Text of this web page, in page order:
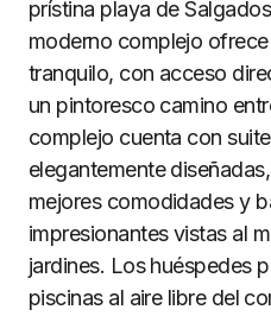
prístina playa de
moderno complejo
tranquilo, con acceso
un pintoresco camino
complejo cuenta con
elegantemente
mejores comodidades y
impresionantes vistas al
jardines. Los huéspedes
piscinas al aire libre del